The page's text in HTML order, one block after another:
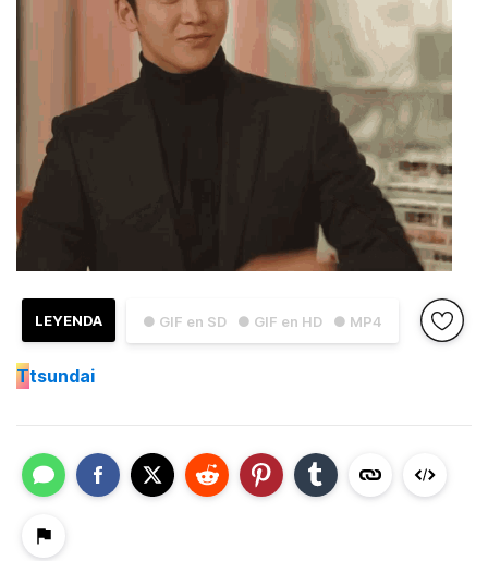
● GIF en SD ● GIF en HD ● MP4
LEYENDA
Ttsundai